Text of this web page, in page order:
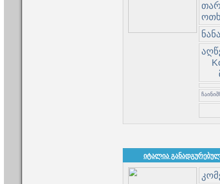
იტალია